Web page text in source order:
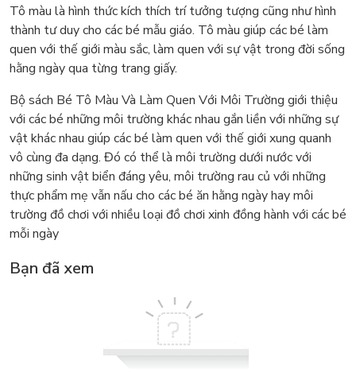
Tô màu là hình thức kích thích trí tưởng tượng cũng như hình
thành tư duy cho các bé mẫu giáo. Tô màu giúp các bé làm
quen với thế giới màu sắc, làm quen với sự vật trong đời sống
hằng ngày qua từng trang giấy.
Bộ sách Bé Tô Màu Và Làm Quen Với Môi Trường giới thiệu
với các bé những môi trường khác nhau gắn liền với những sự
vật khác nhau giúp các bé làm quen với thế giới xung quanh
vô cùng đa dạng. Đó có thể là môi trường dưới nước với
những sinh vật biển đáng yêu, môi trường rau củ với những
thực phẩm mẹ vẫn nấu cho các bé ăn hằng ngày hay môi
trường đồ chơi với nhiều loại đồ chơi xinh đồng hành với các bé
mỗi ngày
Bạn đã xem